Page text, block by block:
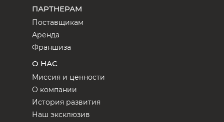
ПАРТНЕРАМ
Поставщикам
Аренда
Франшиза
О НАС
Миссия и ценности
О компании
История развития
Наш эксклюзив